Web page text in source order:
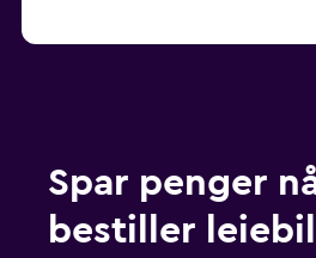
Spar penger
bestiller